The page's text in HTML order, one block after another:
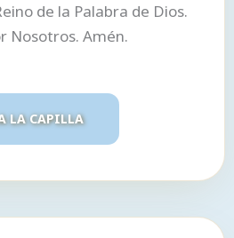
de la Palabra de Dios.
Nosotros. Amén.
LA CAPILLA